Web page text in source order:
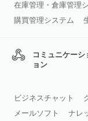
在庫管理・倉庫管理
購買管理システム
コミュニケー
ョン
ビジネスチャット
メールソフト
ナレ